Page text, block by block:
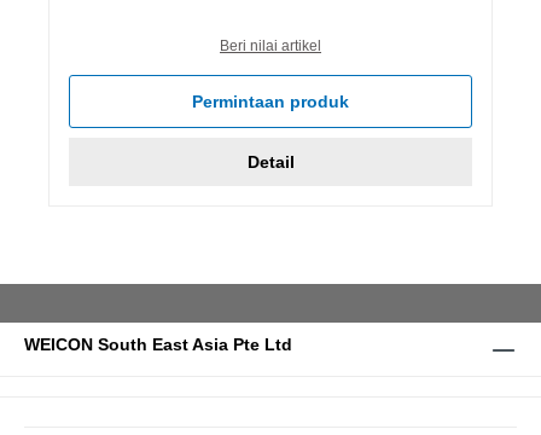
Beri nilai artikel
Permintaan produk
Detail
WEICON South East Asia Pte Ltd